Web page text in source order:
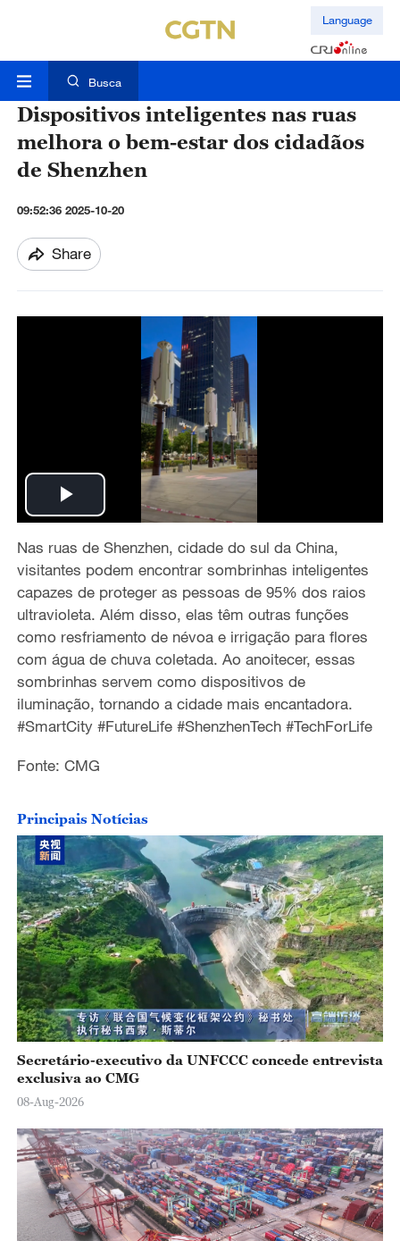
Language
Busca
Dispositivos inteligentes nas ruas
melhora o bem-estar dos cidadãos
de Shenzhen
09:52:36 2025-10-20
Share
P
l
a
y
V
i
d
o
Nas ruas de Shenzhen, cidade do sul da China,
visitantes podem encontrar sombrinhas inteligentes
capazes de proteger as pessoas de 95% dos raios
ultravioleta. Além disso, elas têm outras funções
como resfriamento de névoa e irrigação para flores
com água de chuva coletada. Ao anoitecer, essas
sombrinhas servem como dispositivos de
iluminação, tornando a cidade mais encantadora.
#SmartCity #FutureLife #ShenzhenTech #TechForLife
Fonte: CMG
Principais Notícias
Secretário-executivo da UNFCCC concede entrevista
exclusiva ao CMG
08-Aug-2026